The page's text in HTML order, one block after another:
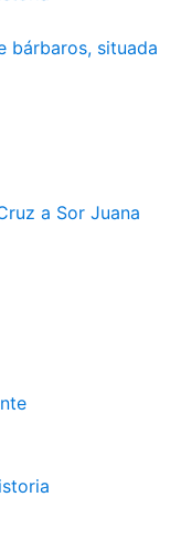
bárbaros, situada
a Sor Juana